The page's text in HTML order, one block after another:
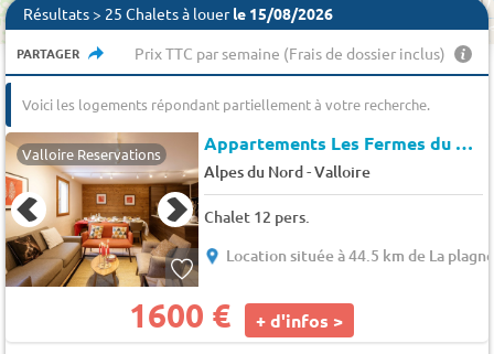
Résultats > 25 Chalets à louerle 15/08/2026
PARTAGER Prix TTC par semaine (Frais de dossier inclus)
Voici les logements répondant partiellement à votre recherche.
Valloire Reservations Appartements Les Fermes du Planet
Alpes du Nord-Valloire
Chalet 12 pers.
Location située à 44.5 km de La
1600 € + d'infos >